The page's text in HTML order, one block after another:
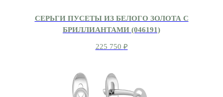
СЕРЬГИ ПУСЕТЫ ИЗ БЕЛОГО ЗОЛОТА С
БРИЛЛИАНТАМИ (046191)
225 750 ₽